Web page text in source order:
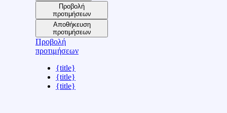
Προβολή
προτιμήσεων
Αποθήκευση
προτιμήσεων
Προβολή
προτιμήσεων
{title}
{title}
{title}